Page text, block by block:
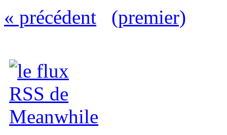
« précédent (premier)